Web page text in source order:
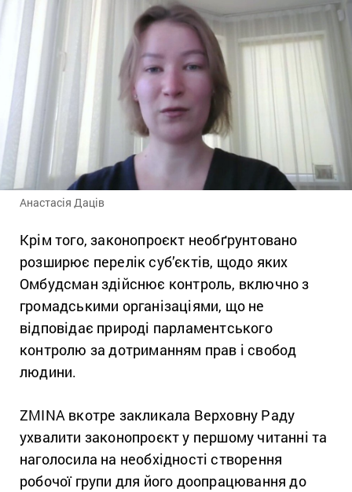
Анастасія Даців
Крім того, законопроєкт необґрунтовано
розширює перелік суб’єктів, щодо яких
Омбудсман здійснює контроль, включно з
громадськими організаціями, що не
відповідає природі парламентського
контролю за дотриманням прав і свобод
людини.
ZMINA вкотре закликала Верховну Раду
ухвалити законопроєкт у першому читанні та
наголосила на необхідності створення
робочої групи для його доопрацювання до